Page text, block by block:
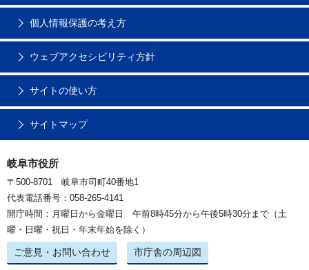
個人情報保護の考え方
ウェブアクセシビリティ方針
サイトの使い方
サイトマップ
岐阜市役所
〒500-8701 岐阜市司町40番地1
代表電話番号：058-265-4141
開庁時間：月曜日から金曜日 午前8時45分から午後5時30分まで（土
曜・日曜・祝日・年末年始を除く）
ご意見・お問い合わせ 市庁舎の周辺図